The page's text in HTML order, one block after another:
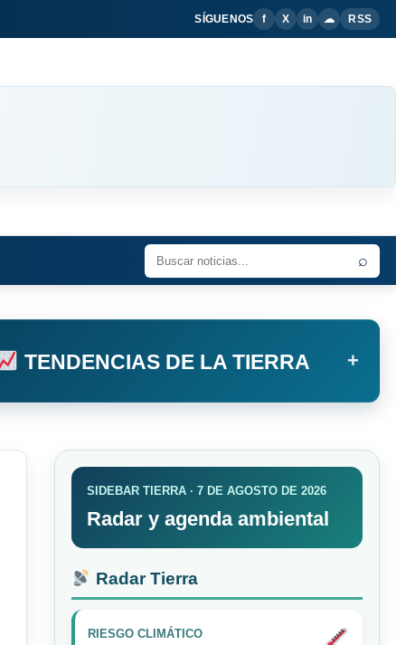
SÍGUENOS f X in ☁ RSS
⌕
TENDENCIAS DE LA TIERRA +
SIDEBAR TIERRA · 7 DE AGOSTO DE 2026
Radar y agenda ambiental
Radar Tierra
RIESGO CLIMÁTICO